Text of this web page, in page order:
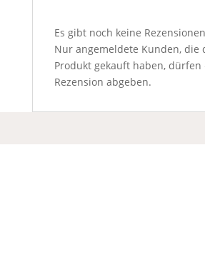
Es gibt noch keine
Nur angemeldete Kunden, die
Produkt gekauft haben, dürfen
Rezension abgeben.